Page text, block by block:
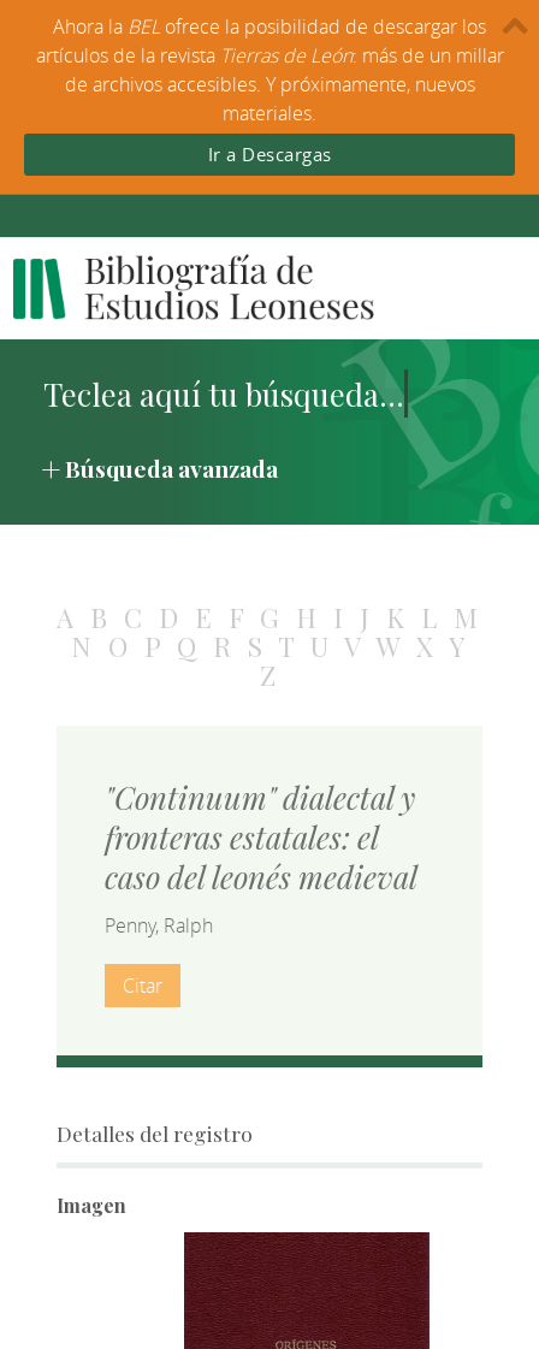
Búsqueda avanzada
A B C D E F G H I J K L M
N O P Q R S T U V W X Y
Z
"Continuum" dialectal y
fronteras estatales: el
caso del leonés medieval
Penny, Ralph
Citar
Detalles del registro
Imagen
Ahora la BEL ofrece la posibilidad de descargar los
artículos de la revista Tierras de León: más de un millar
de archivos accesibles. Y próximamente, nuevos
materiales.
Ir a Descargas